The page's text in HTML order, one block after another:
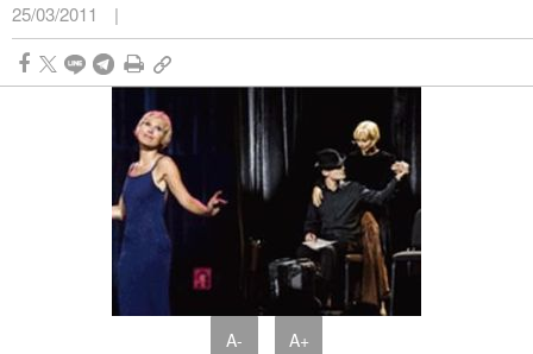
25/03/2011 |
A- A+